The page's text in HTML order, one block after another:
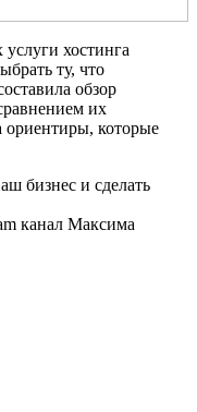
хостинга
ту, что
обзор
их
ориентиры, которые
бизнес и сделать
канал Максима